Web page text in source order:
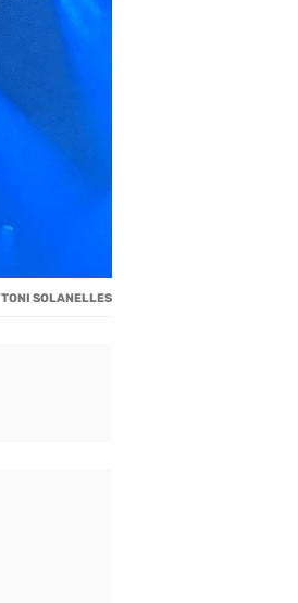
TONI SOLANELLES